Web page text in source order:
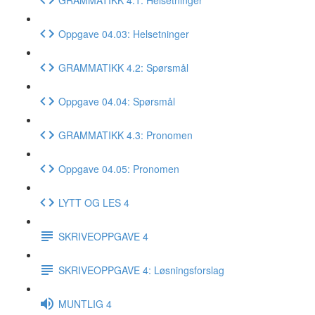
Oppgave 04.03: Helsetninger
GRAMMATIKK 4.2: Spørsmål
Oppgave 04.04: Spørsmål
GRAMMATIKK 4.3: Pronomen
Oppgave 04.05: Pronomen
LYTT OG LES 4
SKRIVEOPPGAVE 4
SKRIVEOPPGAVE 4: Løsningsforslag
MUNTLIG 4